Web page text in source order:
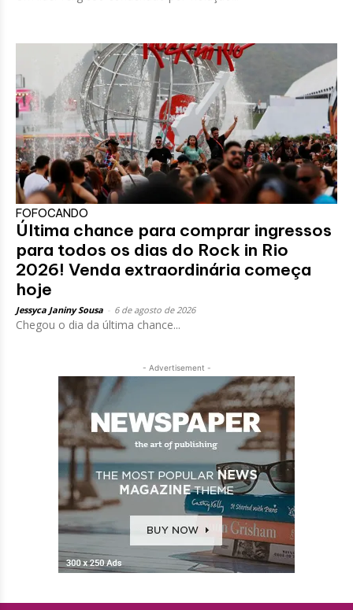
FOFOCANDO
Última chance para comprar ingressos
para todos os dias do Rock in Rio
2026! Venda extraordinária começa
hoje
Jessyca Janiny Sousa 6 de agosto de 2026
Chegou o dia da última chance...
- Advertisement -